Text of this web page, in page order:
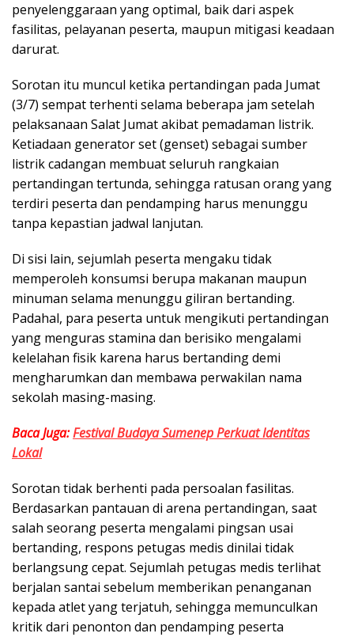
penyelenggaraan yang optimal, baik dari aspek
fasilitas, pelayanan peserta, maupun mitigasi keadaan
darurat.
Sorotan itu muncul ketika pertandingan pada Jumat
(3/7) sempat terhenti selama beberapa jam setelah
pelaksanaan Salat Jumat akibat pemadaman listrik.
Ketiadaan generator set (genset) sebagai sumber
listrik cadangan membuat seluruh rangkaian
pertandingan tertunda, sehingga ratusan orang yang
terdiri peserta dan pendamping harus menunggu
tanpa kepastian jadwal lanjutan.
Di sisi lain, sejumlah peserta mengaku tidak
memperoleh konsumsi berupa makanan maupun
minuman selama menunggu giliran bertanding.
Padahal, para peserta untuk mengikuti pertandingan
yang menguras stamina dan berisiko mengalami
kelelahan fisik karena harus bertanding demi
mengharumkan dan membawa perwakilan nama
sekolah masing-masing.
Baca Juga:Festival Budaya Sumenep Perkuat Identitas
Lokal
Sorotan tidak berhenti pada persoalan fasilitas.
Berdasarkan pantauan di arena pertandingan, saat
salah seorang peserta mengalami pingsan usai
bertanding, respons petugas medis dinilai tidak
berlangsung cepat. Sejumlah petugas medis terlihat
berjalan santai sebelum memberikan penanganan
kepada atlet yang terjatuh, sehingga memunculkan
kritik dari penonton dan pendamping peserta